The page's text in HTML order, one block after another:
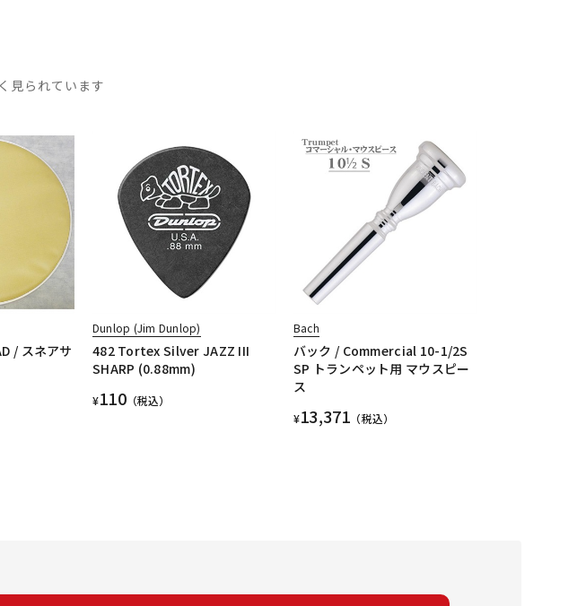
見られています
/ スネアサ
Dunlop (Jim Dunlop)
482 Tortex Silver JAZZ III
SHARP (0.88mm)
¥110（税込）
Bach
バック / Commercial 10-1/2S
SP トランペット用 マウスピー
ス
¥13,371 （税込）